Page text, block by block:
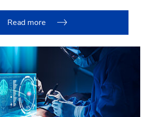
Read more